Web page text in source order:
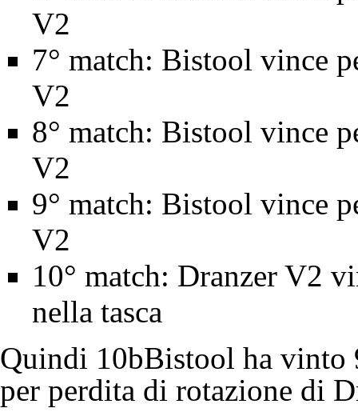
V2
7° match: Bistool vince
V2
8° match: Bistool vince
V2
9° match: Bistool vince
V2
10° match: Dranzer V2
nella tasca
Quindi 10bBistool ha vinto
per perdita di rotazione di